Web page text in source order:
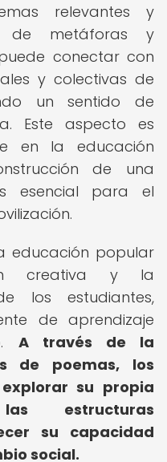
relevantes y
de metáforas y
conectar con
y colectivas de
un sentido de
Este aspecto es
en la educación
de una
esencial para el
educación popular
creativa y la
los estudiantes,
de aprendizaje
A través de la
de poemas, los
su propia
estructuras
su capacidad
social.